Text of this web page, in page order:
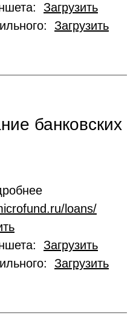
Загрузить
Загрузить
банковских
loans/
Загрузить
Загрузить